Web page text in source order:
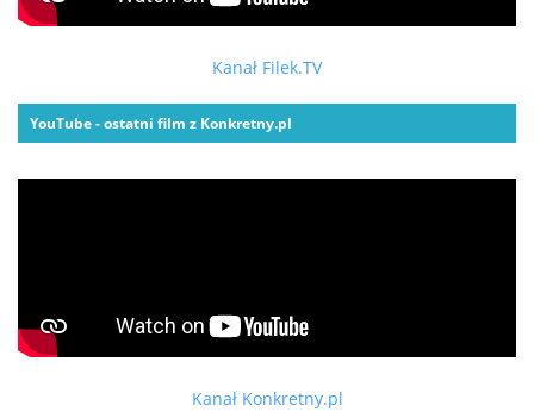
Kanał Filek.TV
YouTube - ostatni film z Konkretny.pl
Kanał Konkretny.pl